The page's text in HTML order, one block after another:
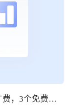
1.小程序商城流量获取：不用高额推广费，3个免费引流渠道实操指南